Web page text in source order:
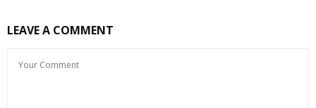
LEAVE A COMMENT